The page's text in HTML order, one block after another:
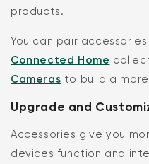
products.
You can pair
Connected Home
Cameras to build a
Upgrade and
Accessories give you
devices function and